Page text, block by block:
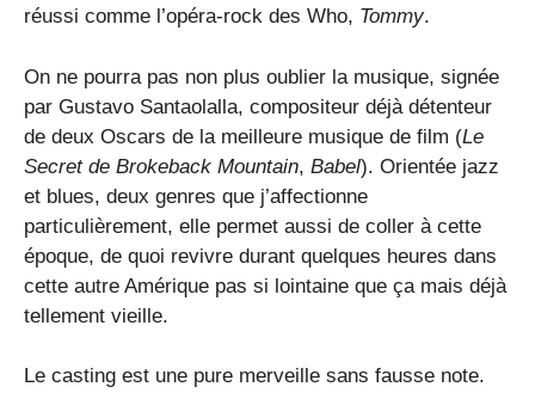
réussi comme l’opéra-rock des Who, Tommy.
On ne pourra pas non plus oublier la musique, signée
par Gustavo Santaolalla, compositeur déjà détenteur
de deux Oscars de la meilleure musique de film (Le
Secret de Brokeback Mountain, Babel). Orientée jazz
et blues, deux genres que j’affectionne
particulièrement, elle permet aussi de coller à cette
époque, de quoi revivre durant quelques heures dans
cette autre Amérique pas si lointaine que ça mais déjà
tellement vieille.
Le casting est une pure merveille sans fausse note.